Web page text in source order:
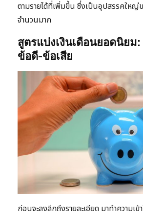
ตามรายได้ที่เพิ่มขึ้น ซึ่งเป็นอุปสรรคใหญ่
จำนวนมาก
สูตรแบ่งเงินเดือนยอดนิยม:
ข้อดี-ข้อเสีย
ก่อนจะลงลึกถึงรายละเอียด มาทำความเข้